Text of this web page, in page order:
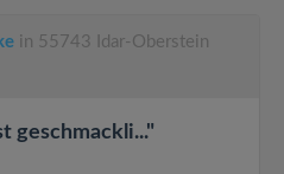
in 55743 Idar-Oberstein
geschmackli..."